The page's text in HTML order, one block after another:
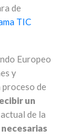
de
TIC
Europeo
y
de
un
actual de la